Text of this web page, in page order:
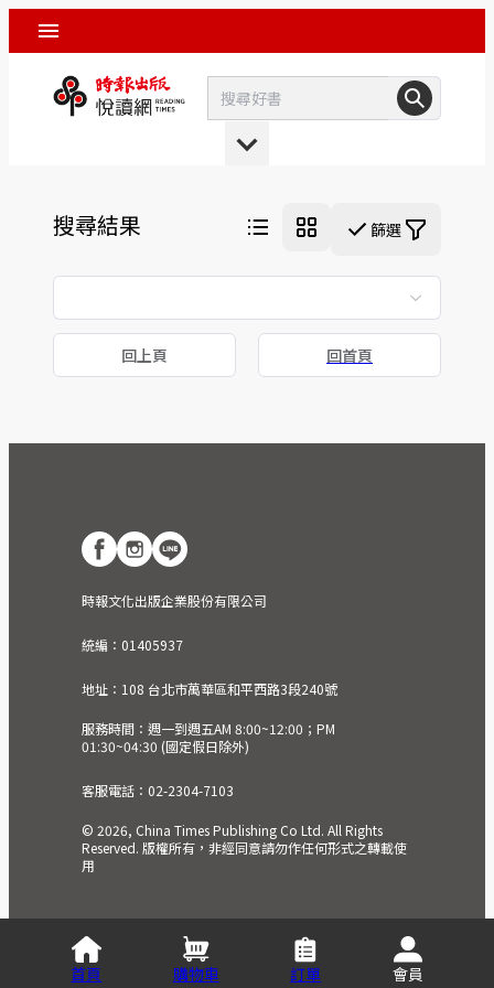
搜尋結果 篩選
回上頁 回首頁
時報文化出版企業股份有限公司
統編：01405937
地址：108 台北市萬華區和平西路3段240號
服務時間：週一到週五AM 8:00~12:00；PM
01:30~04:30 (國定假日除外)
客服電話：02-2304-7103
© 2026, China Times Publishing Co Ltd. All Rights
Reserved. 版權所有，非經同意請勿作任何形式之轉載使
用
首頁 購物車 訂單 會員